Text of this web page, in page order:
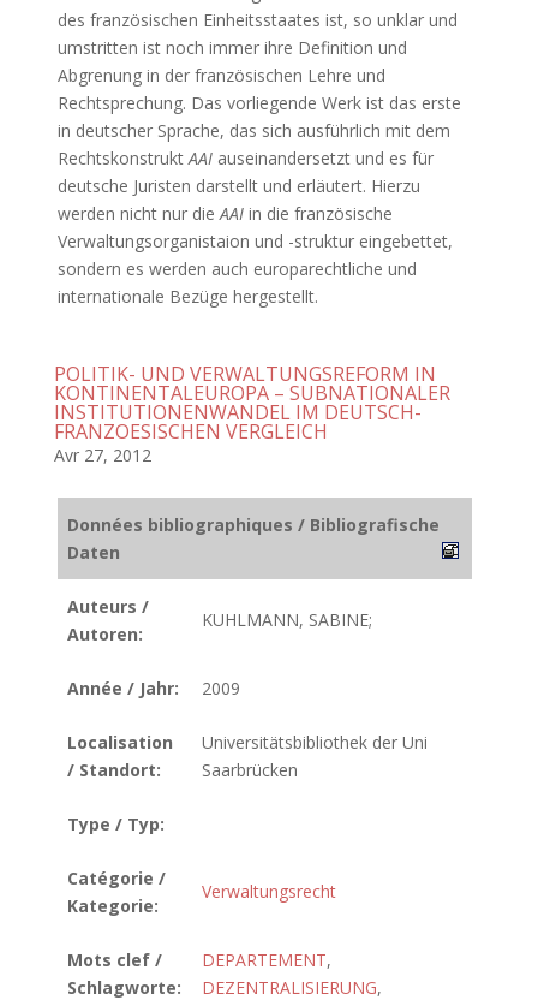
des französischen Einheitsstaates ist, so unklar und
umstritten ist noch immer ihre Definition und
Abgrenung in der französischen Lehre und
Rechtsprechung. Das vorliegende Werk ist das erste
in deutscher Sprache, das sich ausführlich mit dem
RechtskonstruktAAIauseinandersetzt und es für
deutsche Juristen darstellt und erläutert. Hierzu
werden nicht nur dieAAIin die französische
Verwaltungsorganistaion und -struktur eingebettet,
sondern es werden auch europarechtliche und
internationale Bezüge hergestellt.
POLITIK- UND VERWALTUNGSREFORM IN
KONTINENTALEUROPA – SUBNATIONALER
INSTITUTIONENWANDEL IM DEUTSCH-
FRANZOESISCHEN VERGLEICH
Avr 27, 2012
Données bibliographiques / Bibliografische
Daten
Auteurs /
Autoren:
KUHLMANN, SABINE;
Année / Jahr: 2009
Localisation
/ Standort:
Universitätsbibliothek der Uni
Saarbrücken
Type / Typ:
Catégorie /
Kategorie:
Verwaltungsrecht
Mots clef /
Schlagworte:
DEPARTEMENT,
DEZENTRALISIERUNG,